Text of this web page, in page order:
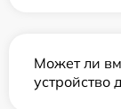
Может ли
устройство